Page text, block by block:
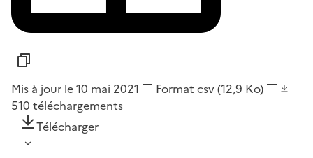
Mis à jour le 10 mai 2021 Format csv(12,9 Ko)
510 téléchargements
Télécharger